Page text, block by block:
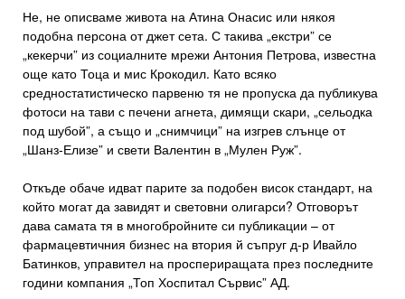
Не, не описваме живота на Атина Онасис или някоя
подобна персона от джет сета. С такива „екстри” се
„кекерчи” из социалните мрежи Антония Петрова, известна
още като Тоца и мис Крокодил. Като всяко
средностатистическо парвеню тя не пропуска да публикува
фотоси на тави с печени агнета, димящи скари, „сельодка
под шубой”, а също и „снимчици” на изгрев слънце от
„Шанз-Елизе” и свети Валентин в „Мулен Руж”.
Откъде обаче идват парите за подобен висок стандарт, на
който могат да завидят и световни олигарси? Отговорът
дава самата тя в многобройните си публикации – от
фармацевтичния бизнес на втория й съпруг д-р Ивайло
Батинков, управител на проспериращата през последните
години компания „Топ Хоспитал Сървис” АД.